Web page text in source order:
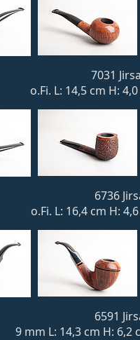
7031
o.Fi. L: 14,5 cm H:
6736
o.Fi. L: 16,4 cm H:
6591
9 mm L: 14,3 cm H: